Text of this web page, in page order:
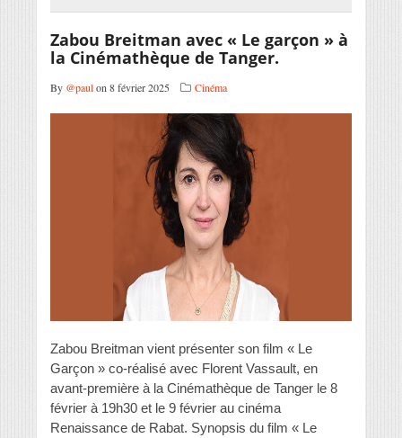
Zabou Breitman avec « Le garçon » à
la Cinémathèque de Tanger.
By @paulon 8 février 2025 Cinéma
Zabou Breitman vient présenter son film « Le
Garçon » co-réalisé avec Florent Vassault, en
avant-première à la Cinémathèque de Tanger le 8
février à 19h30 et le 9 février au cinéma
Renaissance de Rabat. Synopsis du film « Le